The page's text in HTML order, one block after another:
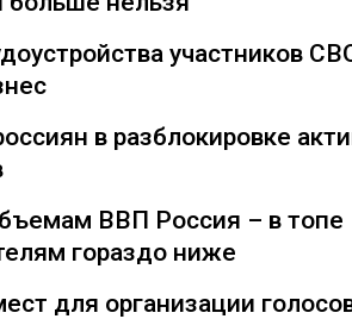
участников
в разблокировке
ВВП Россия – в топе
гораздо ниже
для организации